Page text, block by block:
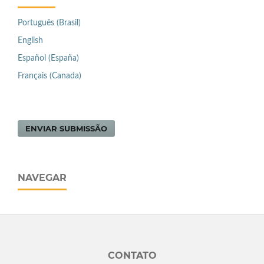
Português (Brasil)
English
Español (España)
Français (Canada)
ENVIAR SUBMISSÃO
NAVEGAR
CONTATO